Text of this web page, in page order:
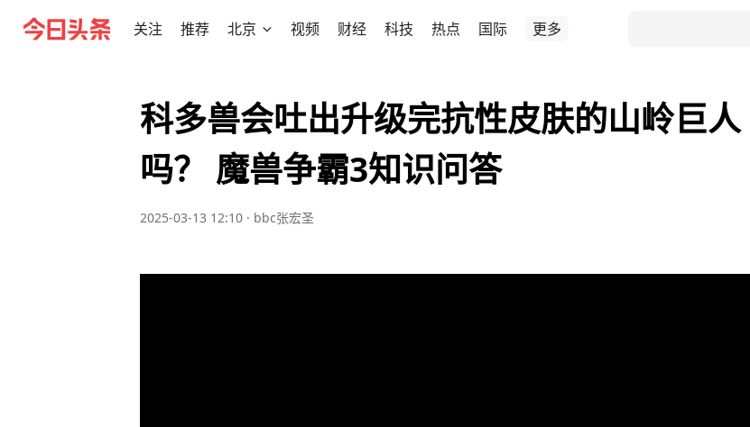
关注 推荐 北京 视频 财经 科技 热点 国际 更多
科多兽会吐出升级完抗性皮肤的山岭巨人
吗？ 魔兽争霸3知识问答
2025-03-13 12:10 · bbc张宏圣